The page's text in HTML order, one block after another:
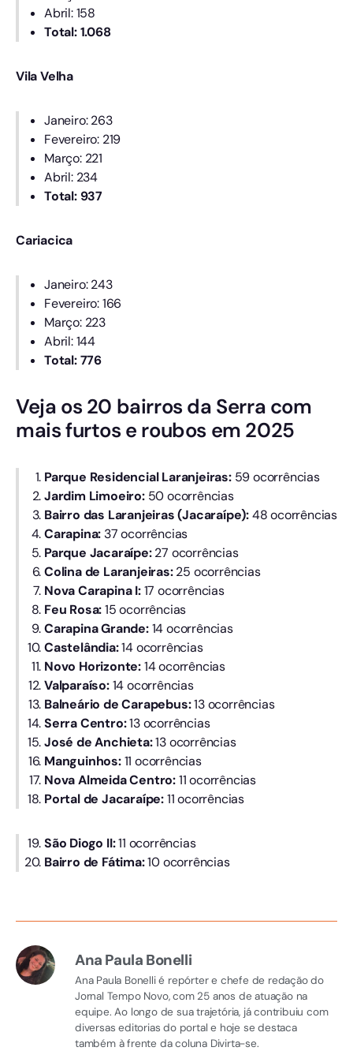
Abril: 158
Total: 1.068
Vila Velha
Janeiro: 263
Fevereiro: 219
Março: 221
Abril: 234
Total: 937
Cariacica
Janeiro: 243
Fevereiro: 166
Março: 223
Abril: 144
Total: 776
Veja os 20 bairros da Serra com
mais furtos e roubos em 2025
Parque Residencial Laranjeiras:59 ocorrências
Jardim Limoeiro:50 ocorrências
Bairro das Laranjeiras (Jacaraípe):48 ocorrências
Carapina: 37 ocorrências
Parque Jacaraípe:27 ocorrências
Colina de Laranjeiras:25 ocorrências
Nova Carapina I:17 ocorrências
Feu Rosa:15 ocorrências
Carapina Grande:14 ocorrências
Castelândia:14 ocorrências
Novo Horizonte:14 ocorrências
Valparaíso:14 ocorrências
Balneário de Carapebus:13 ocorrências
Serra Centro:13 ocorrências
José de Anchieta:13 ocorrências
Manguinhos:11 ocorrências
Nova Almeida Centro:11 ocorrências
Portal de Jacaraípe:11 ocorrências
São Diogo II:11 ocorrências
Bairro de Fátima:10 ocorrências
Ana Paula Bonelli
Ana Paula Bonelli é repórter e chefe de redação do
Jornal Tempo Novo, com 25 anos de atuação na
equipe. Ao longo de sua trajetória, já contribuiu com
diversas editorias do portal e hoje se destaca
também à frente da coluna Divirta-se.